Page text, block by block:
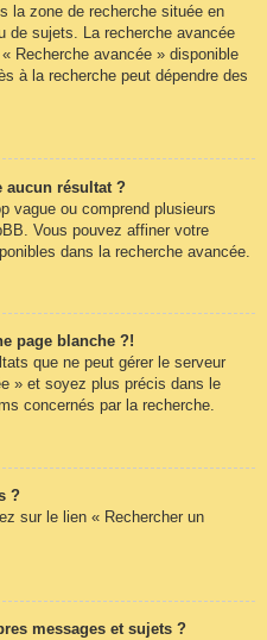
la zone de recherche située en
de sujets. La recherche avancée
Recherche avancée » disponible
à la recherche peut dépendre des
aucun résultat ?
vague ou comprend plusieurs
Vous pouvez affiner votre
dans la recherche avancée.
page blanche ?!
que ne peut gérer le serveur
» et soyez plus précis dans le
concernés par la recherche.
?
sur le lien « Rechercher un
messages et sujets ?